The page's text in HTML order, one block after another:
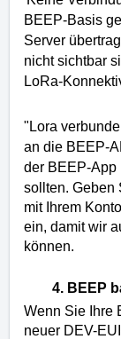
BEEP-Basis
Server
nicht sichtbar
LoRa-
"Lora
an die BEEP-
der BEEP-App
sollten. Geben
mit Ihrem
ein, damit wir
können.
4. BEEP
Wenn Sie Ihre
neuer DEV-